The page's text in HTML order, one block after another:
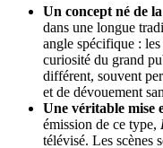
Un concept né de
dans une longue
angle spécifique :
curiosité du grand
différent, souvent
et de dévouement
Une véritable mise
émission de ce type,
télévisé. Les scènes